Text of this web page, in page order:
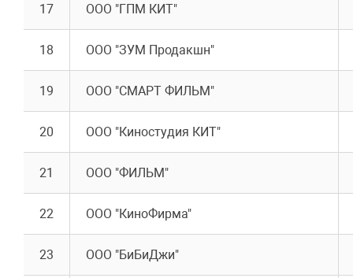
17 ООО "ГПМ КИТ"
18 ООО "ЗУМ Продакшн"
19 ООО "СМАРТ ФИЛЬМ"
20 ООО "Киностудия КИТ"
21 ООО "ФИЛЬМ"
22 ООО "КиноФирма"
23 ООО "БиБиДжи"